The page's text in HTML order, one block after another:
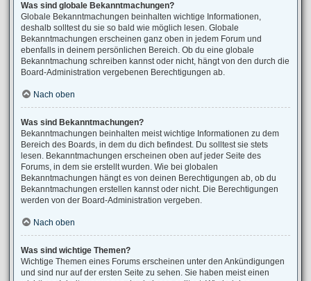
Was sind globale Bekanntmachungen?
Globale Bekanntmachungen beinhalten wichtige Informationen,
deshalb solltest du sie so bald wie möglich lesen. Globale
Bekanntmachungen erscheinen ganz oben in jedem Forum und
ebenfalls in deinem persönlichen Bereich. Ob du eine globale
Bekanntmachung schreiben kannst oder nicht, hängt von den durch die
Board-Administration vergebenen Berechtigungen ab.
Nach oben
Was sind Bekanntmachungen?
Bekanntmachungen beinhalten meist wichtige Informationen zu dem
Bereich des Boards, in dem du dich befindest. Du solltest sie stets
lesen. Bekanntmachungen erscheinen oben auf jeder Seite des
Forums, in dem sie erstellt wurden. Wie bei globalen
Bekanntmachungen hängt es von deinen Berechtigungen ab, ob du
Bekanntmachungen erstellen kannst oder nicht. Die Berechtigungen
werden von der Board-Administration vergeben.
Nach oben
Was sind wichtige Themen?
Wichtige Themen eines Forums erscheinen unter den Ankündigungen
und sind nur auf der ersten Seite zu sehen. Sie haben meist einen